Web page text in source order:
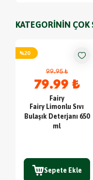
KATEGORİNİN ÇOK
%20
99.95 ₺
79.99 ₺
Fairy
Fairy Limonlu Sıvı
Bulaşık Deterjanı 650
ml
Sepete Ekle